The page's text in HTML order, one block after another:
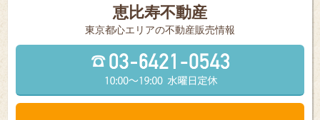
恵比寿不動産
東京都⼼エリアの不動産販売情報